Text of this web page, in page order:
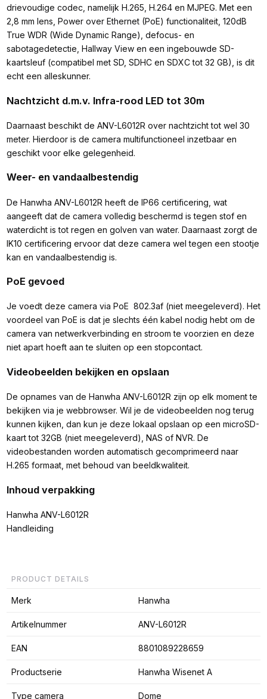
drievoudige codec, namelijk H.265, H.264 en MJPEG. Met een
2,8 mm lens, Power over Ethernet (PoE) functionaliteit, 120dB
True WDR (Wide Dynamic Range), defocus- en
sabotagedetectie, Hallway View en een ingebouwde SD-
kaartsleuf (compatibel met SD, SDHC en SDXC tot 32 GB), is dit
echt een alleskunner.
Nachtzicht d.m.v. Infra-rood LED tot 30m
Daarnaast beschikt de ANV-L6012R over nachtzicht tot wel 30
meter. Hierdoor is de camera multifunctioneel inzetbaar en
geschikt voor elke gelegenheid.
Weer- en vandaalbestendig
De Hanwha ANV-L6012R heeft de IP66 certificering, wat
aangeeft dat de camera volledig beschermd is tegen stof en
waterdicht is tot regen en golven van water. Daarnaast zorgt de
IK10 certificering ervoor dat deze camera wel tegen een stootje
kan en vandaalbestendig is.
PoE gevoed
Je voedt deze camera via PoE 802.3af (niet meegeleverd). Het
voordeel van PoE is dat je slechts één kabel nodig hebt om de
camera van netwerkverbinding en stroom te voorzien en deze
niet apart hoeft aan te sluiten op een stopcontact.
Videobeelden bekijken en opslaan
De opnames van de Hanwha ANV-L6012R zijn op elk moment te
bekijken via je webbrowser. Wil je de videobeelden nog terug
kunnen kijken, dan kun je deze lokaal opslaan op een microSD-
kaart tot 32GB (niet meegeleverd), NAS of NVR. De
videobestanden worden automatisch gecomprimeerd naar
H.265 formaat, met behoud van beeldkwaliteit.
Inhoud verpakking
Hanwha ANV-L6012R
Handleiding
PRODUCT DETAILS
Merk Hanwha
Artikelnummer ANV-L6012R
EAN 8801089228659
Productserie Hanwha Wisenet A
Type camera Dome